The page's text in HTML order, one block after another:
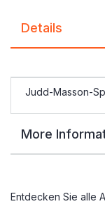
Details
Judd-Masson-
More
Entdecken Sie alle